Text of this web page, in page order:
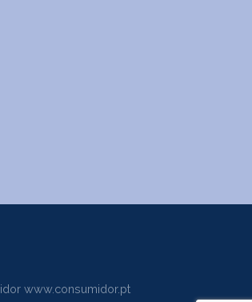
www.consumidor.pt